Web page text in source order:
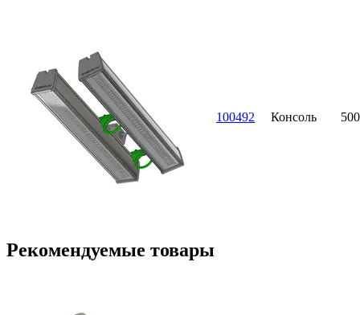
100492 Консоль
Рекомендуемые товары